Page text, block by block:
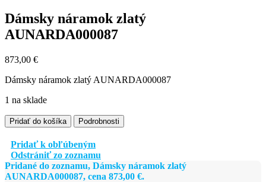
Dámsky náramok zlatý
AUNARDA000087
873,00 €
Dámsky náramok zlatý AUNARDA000087
1 na sklade
množstvo
Dámsky
náramok
zlatý
AUNARDA000087
Pridať do košíka Podrobnosti
Pridať k obľúbeným
Odstrániť zo zoznamu
Pridané do zoznamu, Dámsky náramok zlatý
AUNARDA000087, cena 873,00 €.